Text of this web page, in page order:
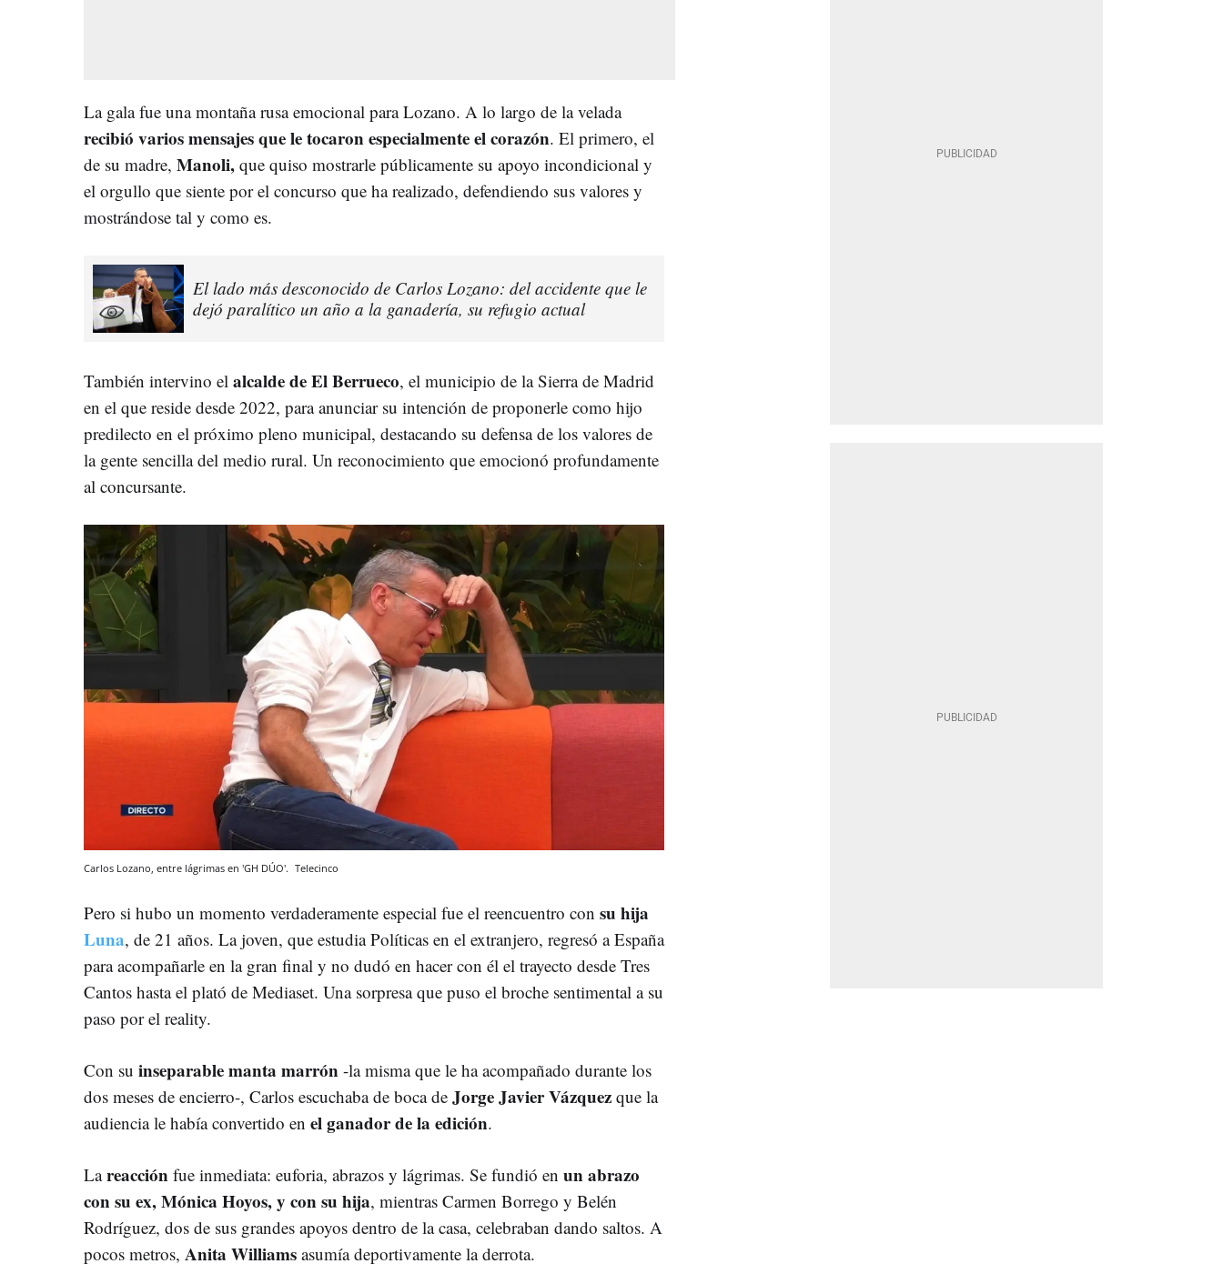
La gala fue una montaña rusa emocional para Lozano. A lo largo de la velada
recibió varios mensajes que le tocaron especialmente el corazón. El primero, el
de su madre, Manoli, que quiso mostrarle públicamente su apoyo incondicional y
el orgullo que siente por el concurso que ha realizado, defendiendo sus valores y
mostrándose tal y como es.
El lado más desconocido de Carlos Lozano: del accidente que le
dejó paralítico un año a la ganadería, su refugio actual
También intervino el alcalde deEl Berrueco, el municipio de la Sierra de Madrid
en el que reside desde 2022, para anunciar su intención de proponerle como hijo
predilecto en el próximo pleno municipal, destacando su defensa de los valores de
la gente sencilla del medio rural. Un reconocimiento que emocionó profundamente
al concursante.
Carlos Lozano, entre lágrimas en 'GH DÚO'. Telecinco
Pero si hubo un momento verdaderamente especial fue el reencuentro con su hija
Luna, de 21 años. La joven, que estudia Políticas en el extranjero, regresó a España
para acompañarle en la gran final y no dudó en hacer con él el trayecto desde Tres
Cantos hasta el plató de Mediaset. Una sorpresa que puso el broche sentimental a su
paso por el reality.
Con su inseparable manta marrón -la misma que le ha acompañado durante los
dos meses de encierro-, Carlos escuchaba de boca de Jorge Javier Vázquez que la
audiencia le había convertido en el ganador de la edición.
Lareacción fue inmediata: euforia, abrazos y lágrimas. Se fundió en un abrazo
con su ex, Mónica Hoyos, y con su hija, mientras Carmen Borrego y Belén
Rodríguez, dos de sus grandes apoyos dentro de la casa, celebraban dando saltos. A
pocos metros, Anita Williams asumía deportivamente la derrota.